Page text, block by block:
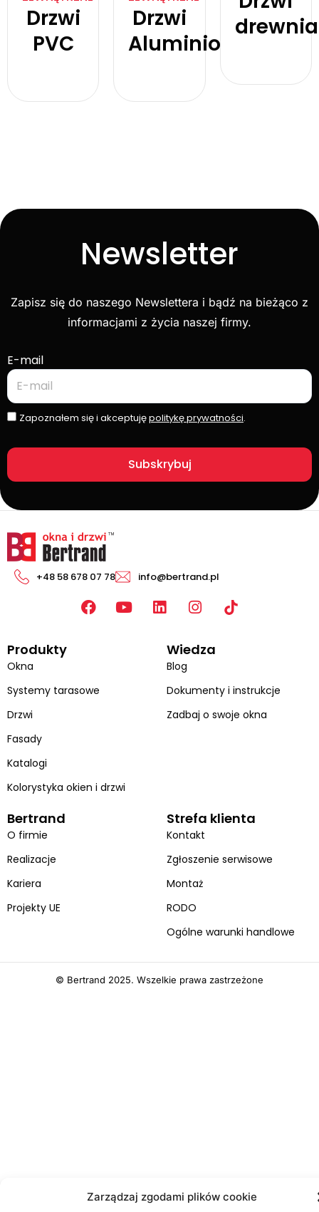
Zarządzaj zgodami plików cookie
Drzwi
PVC
Drzwi
Aluminiowe
Newsletter
Zapisz się do naszego Newslettera i bądź na bieżąco z
informacjami z życia naszej firmy.
E-mail
Zapoznałem się i akceptujępolitykę prywatności.
Subskrybuj
+48 58 678 07 78 info@bertrand.pl
F
o
Y
L
e
I
t
r
a
m
Produkty
Okna
Systemy tarasowe
Drzwi
Fasady
Katalogi
Kolorystyka okien i drzwi
Wiedza
Blog
Dokumenty i instrukcje
Zadbaj o swoje okna
Bertrand
O firmie
Realizacje
Kariera
Projekty UE
Strefa klienta
Kontakt
Zgłoszenie serwisowe
Montaż
RODO
Ogólne warunki handlowe
© Bertrand 2025. Wszelkie prawa zastrzeżone